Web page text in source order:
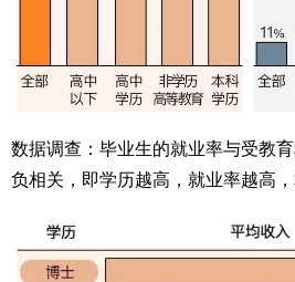
数据调查：毕业生的就业率与受教
负相关，即学历越高，就业率越高，